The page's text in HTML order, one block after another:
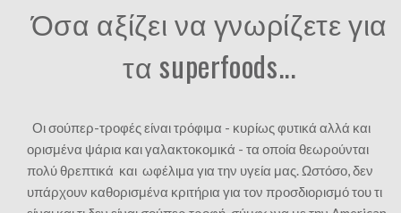
Όσα αξίζει να γνωρίζετε για
τα superfoods...
Οι σούπερ-τροφές είναι τρόφιμα - κυρίως φυτικά αλλά και
ορισμένα ψάρια και γαλακτοκομικά - τα οποία θεωρούνται
πολύ θρεπτικά και ωφέλιμα για την υγεία μας. Ωστόσο, δεν
υπάρχουν καθορισμένα κριτήρια για τον προσδιορισμό του τι